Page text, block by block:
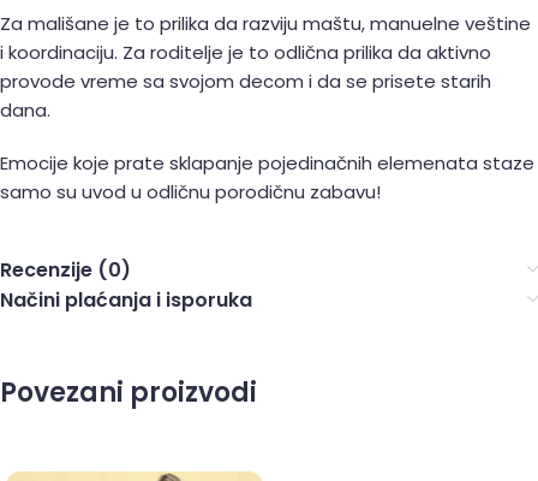
Za mališane je to prilika da razviju maštu, manuelne veštine
i koordinaciju. Za roditelje je to odlična prilika da aktivno
provode vreme sa svojom decom i da se prisete starih
dana.
Emocije koje prate sklapanje pojedinačnih elemenata staze
samo su uvod u odličnu porodičnu zabavu!
Recenzije (0)
Načini plaćanja i isporuka
Povezani proizvodi